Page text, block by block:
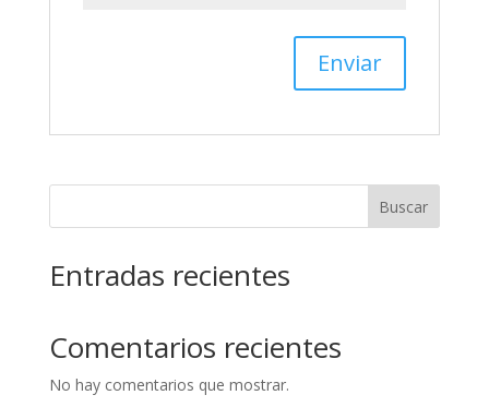
Buscar
Entradas recientes
Comentarios recientes
No hay comentarios que mostrar.